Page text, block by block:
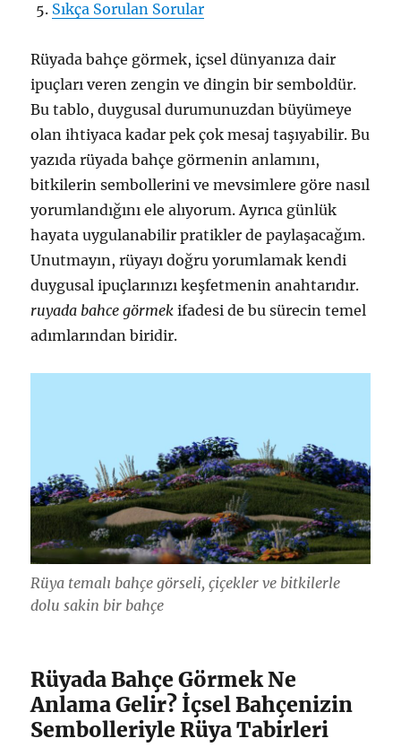
Sıkça Sorulan Sorular
Rüyada bahçe görmek, içsel dünyanıza dair
ipuçları veren zengin ve dingin bir semboldür.
Bu tablo, duygusal durumunuzdan büyümeye
olan ihtiyaca kadar pek çok mesaj taşıyabilir. Bu
yazıda rüyada bahçe görmenin anlamını,
bitkilerin sembollerini ve mevsimlere göre nasıl
yorumlandığını ele alıyorum. Ayrıca günlük
hayata uygulanabilir pratikler de paylaşacağım.
Unutmayın, rüyayı doğru yorumlamak kendi
duygusal ipuçlarınızı keşfetmenin anahtarıdır.
ruyada bahce görmek ifadesi de bu sürecin temel
adımlarından biridir.
Rüya temalı bahçe görseli, çiçekler ve bitkilerle
dolu sakin bir bahçe
Rüyada Bahçe Görmek Ne
Anlama Gelir? İçsel Bahçenizin
Sembolleriyle Rüya Tabirleri